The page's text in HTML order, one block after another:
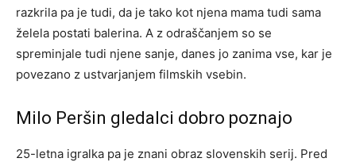
razkrila pa je tudi, da je tako kot njena mama tudi sama
želela postati balerina. A z odraščanjem so se
spreminjale tudi njene sanje, danes jo zanima vse, kar je
povezano z ustvarjanjem filmskih vsebin.
Milo Peršin gledalci dobro poznajo
25-letna igralka pa je znani obraz slovenskih serij. Pred